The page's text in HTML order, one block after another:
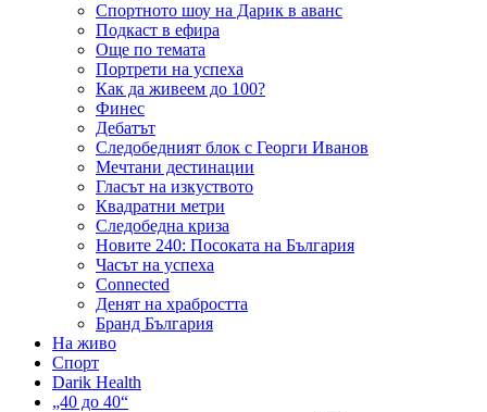
Спортното шоу на Дарик в аванс
Подкаст в ефира
Още по темата
Портрети на успеха
Как да живеем до 100?
Финес
Дебатът
Следобедният блок с Георги Иванов
Мечтани дестинации
Гласът на изкуството
Квадратни метри
Следобедна криза
Новите 240: Посоката на България
Часът на успеха
Connected
Денят на храбростта
Бранд България
На живо
Спорт
Darik Health
„40 до 40“